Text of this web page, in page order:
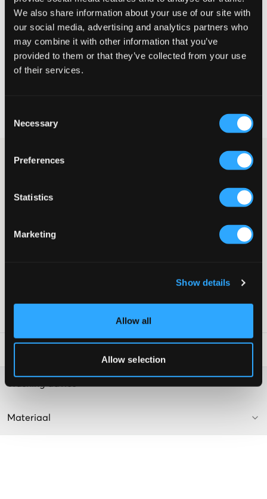
We also share information about your use of our site with
our social media, advertising and analytics partners who
may combine it with other information that you’ve
provided to them or that they’ve collected from your use
of their services.
Selection
Necessary
Preferences
Statistics
Marketing
Show details
Allow all
Allow selection
Te klein Perfect Te groot
MAATTABEL
KIES EEN MAAT
Recht op herroeping binnen 60 dagen
Zwarte vijfzakkenjeans van LMTD. De taille is normaal hoog en
de pijpen zijn recht. De jeans heeft een verstelbare taille zodat
uit een knoop en een ritssluiting. Deze jeans zijn perfect als je
Vijfzakkenmodel
Washing advice
Materiaal